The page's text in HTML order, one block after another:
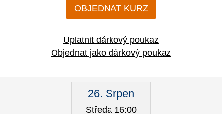
OBJEDNAT KURZ
Uplatnit dárkový poukaz
Objednat jako dárkový poukaz
26. Srpen
Středa 16:00